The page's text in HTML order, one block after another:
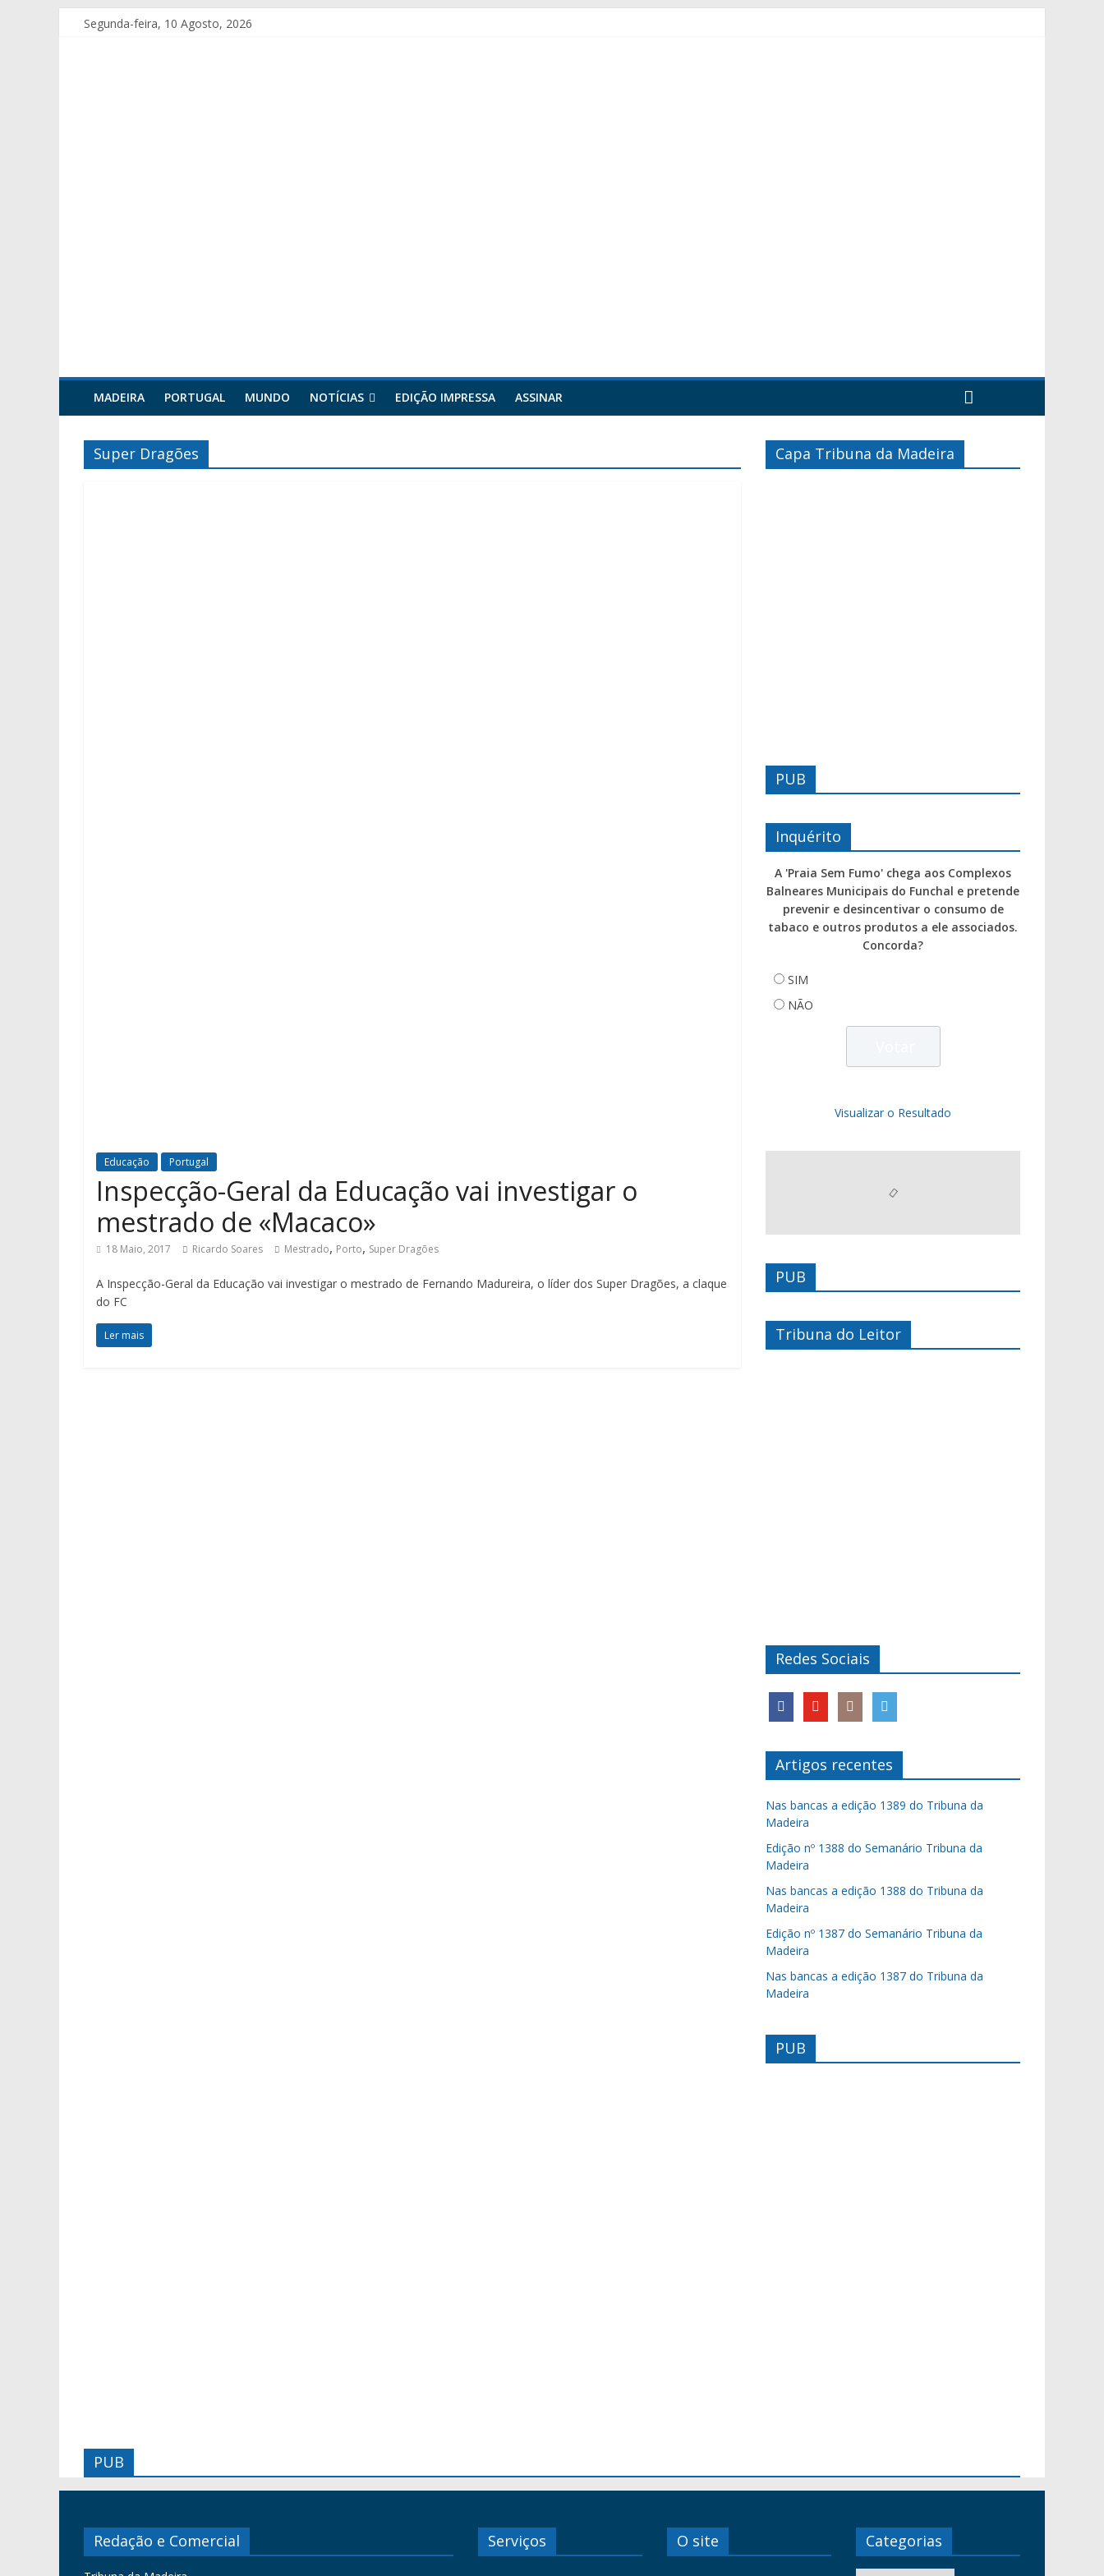
Segunda-feira, 10 Agosto, 2026
MADEIRA PORTUGAL MUNDO NOTÍCIAS EDIÇÃO IMPRESSA ASSINAR
Super Dragões
Educação Portugal
Inspecção-Geral da Educação vai investigar o
mestrado de «Macaco»
18 Maio, 2017 Ricardo Soares Mestrado, Porto, Super Dragões
A Inspecção-Geral da Educação vai investigar o mestrado de Fernando Madureira, o líder dos Super Dragões, a claque
do FC
Ler mais
Capa Tribuna da Madeira
PUB
Inquérito
A 'Praia Sem Fumo' chega aos Complexos
Balneares Municipais do Funchal e pretende
prevenir e desincentivar o consumo de
tabaco e outros produtos a ele associados.
Concorda?
SIM
NÃO
Visualizar o Resultado
PUB
Tribuna do Leitor
Redes Sociais
Artigos recentes
Nas bancas a edição 1389 do Tribuna da
Madeira
Edição nº 1388 do Semanário Tribuna da
Madeira
Nas bancas a edição 1388 do Tribuna da
Madeira
Edição nº 1387 do Semanário Tribuna da
Madeira
Nas bancas a edição 1387 do Tribuna da
Madeira
PUB
PUB
Redação e Comercial Serviços O site Categorias